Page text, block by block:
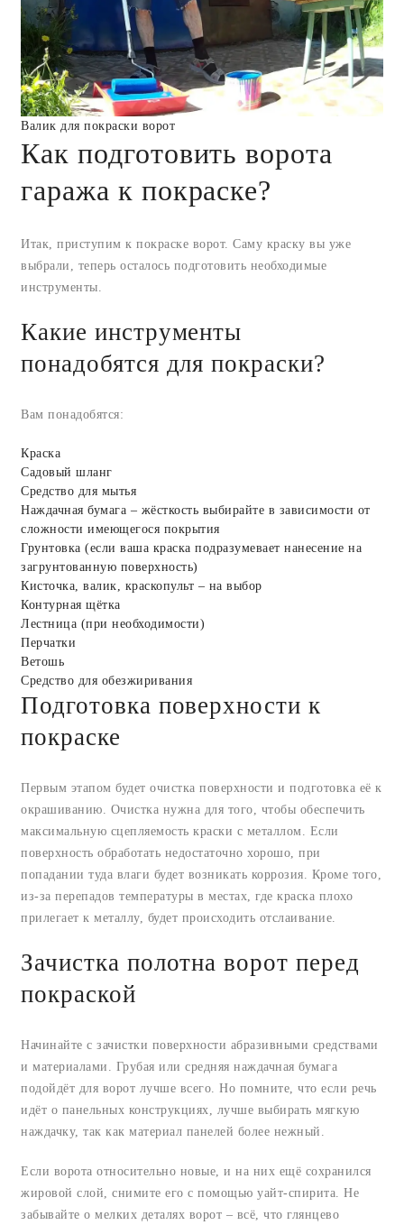
Валик для покраски ворот
Как подготовить ворота
гаража к покраске?
Итак, приступим к покраске ворот. Саму краску вы уже
выбрали, теперь осталось подготовить необходимые
инструменты.
Какие инструменты
понадобятся для покраски?
Вам понадобятся:
Краска
Садовый шланг
Средство для мытья
Наждачная бумага – жёсткость выбирайте в зависимости от
сложности имеющегося покрытия
Грунтовка (если ваша краска подразумевает нанесение на
загрунтованную поверхность)
Кисточка, валик, краскопульт – на выбор
Контурная щётка
Лестница (при необходимости)
Перчатки
Ветошь
Средство для обезжиривания
Подготовка поверхности к
покраске
Первым этапом будет очистка поверхности и подготовка её к
окрашиванию. Очистка нужна для того, чтобы обеспечить
максимальную сцепляемость краски с металлом. Если
поверхность обработать недостаточно хорошо, при
попадании туда влаги будет возникать коррозия. Кроме того,
из-за перепадов температуры в местах, где краска плохо
прилегает к металлу, будет происходить отслаивание.
Зачистка полотна ворот перед
покраской
Начинайте с зачистки поверхности абразивными средствами
и материалами. Грубая или средняя наждачная бумага
подойдёт для ворот лучше всего. Но помните, что если речь
идёт о панельных конструкциях, лучше выбирать мягкую
наждачку, так как материал панелей более нежный.
Если ворота относительно новые, и на них ещё сохранился
жировой слой, снимите его с помощью уайт-спирита. Не
забывайте о мелких деталях ворот – всё, что глянцево